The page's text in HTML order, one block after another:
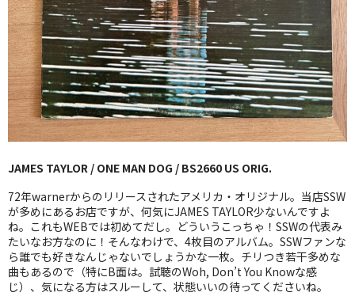
新譜
GG RECORD （当店のレーベル）
全商品
JAZZ-US
BLUE NOTE
JAZZ-EU
JAZZ-JP
JAZZ-VOCAL
J-POP
JAMES TAYLOR / ONE MAN DOG / BS2660 US ORIG.
72年warnerからのリリースされたアメリカ・オリジナル。当店SSW
が多めにあるお店ですが、何気にJAMES TAYLOR少ないんですよ
ね。これもWEBでは初めてだし。どういうこっちゃ！SSWの代表み
たいなお方なのに！そんなわけで、4枚目のアルバム。SSWファンな
ら誰でも好きなんじゃないでしょうかな一枚。チリつき若干多めな
曲もあるので（特にB面は。試聴のWoh, Don’t You Knowな感
じ）、気になる方はスルーして、状態いいの待ってくださいね。